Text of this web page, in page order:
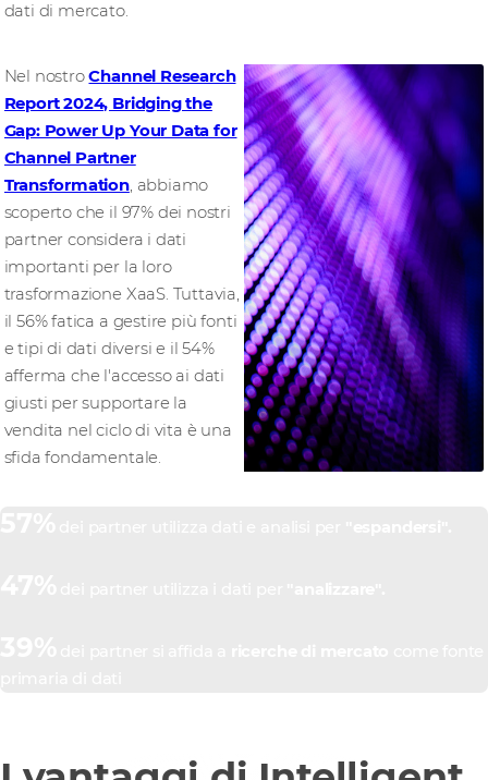
dati di mercato.
Nel nostro Channel Research
Report 2024, Bridging the
Gap: Power Up Your Data for
Channel Partner
Transformation, abbiamo
scoperto che il 97% dei nostri
partner considera i dati
importanti per la loro
trasformazione XaaS. Tuttavia,
il 56% fatica a gestire più fonti
e tipi di dati diversi e il 54%
afferma che l'accesso ai dati
giusti per supportare la
vendita nel ciclo di vita è una
sfida fondamentale.